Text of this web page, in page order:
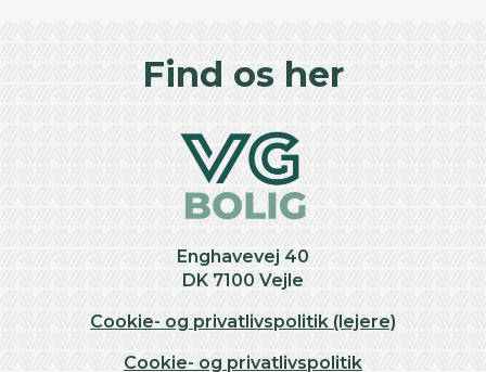
Find os her
Enghavevej 40
DK 7100 Vejle
Cookie- og privatlivspolitik (lejere)
Cookie- og privatlivspolitik